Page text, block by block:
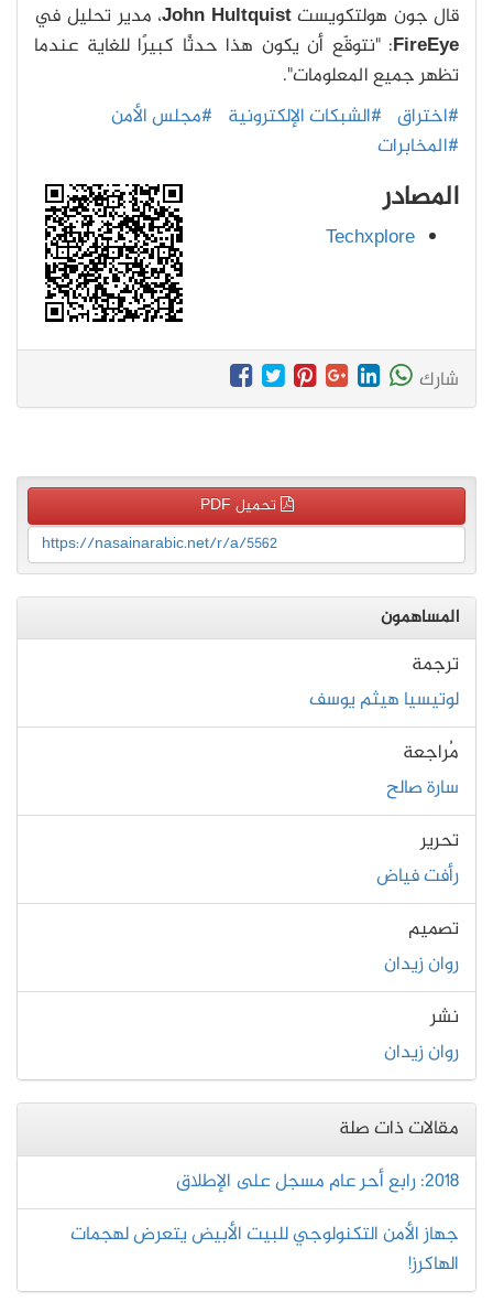
قال جون هولتكويستJohn Hultquist
، مدير تحليل في
FireEye: "نتوقّع أن يكون هذا حدثًا كبيرًا للغاية عندما
تظهر جميع المعلومات".
#اختراق #الشبكات الإلكترونية #مجلس الأمن
#المخابرات
المصادر
Techxplore
شارك
تحميل PDF
https://nasainarabic.net/r/a/5562
المساهمون
ترجمة
لوتيسيا هيثم يوسف
مُراجعة
سارة صالح
تحرير
رأفت فياض
تصميم
روان زيدان
نشر
روان زيدان
مقالات ذات صلة
2018: رابع أحر عام مسجل على الإطلاق
جهاز الأمن التكنولوجي للبيت الأبيض يتعرض لهجمات
الهاكرز!